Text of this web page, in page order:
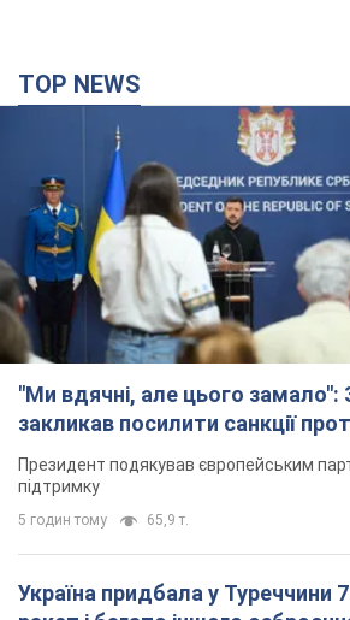
TOP NEWS
"Ми вдячні, але цього замало":
закликав посилити санкції
Президент подякував європейським
підтримку
5 годин тому 65,9 т.
Україна придбала у Туреччини